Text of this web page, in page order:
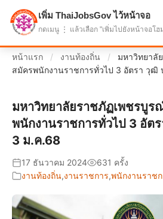
แบ่งปันโอกาส เพื่ออนาคตที่ก้าวหน้า
หน้าแรก / งานท้องถิ่น /
มหาวิทยาลั
สมัครพนักงานราชการทั่วไป 3 อัตรา วุฒิ
มหาวิทยาลัยราชภัฏเพชรบูร
พนักงานราชการทั่วไป 3 อัต
3 ม.ค.68
17 ธันวาคม 2024
631 ครั้ง
งานท้องถิ่น,งานราชการ,พนักงานราช
เพิ่ม ThaiJobsGov ไว้หน้าจอ
กดเมนู ⋮ แล้วเลือก "เพิ่มไปยังหน้าจอโฮ